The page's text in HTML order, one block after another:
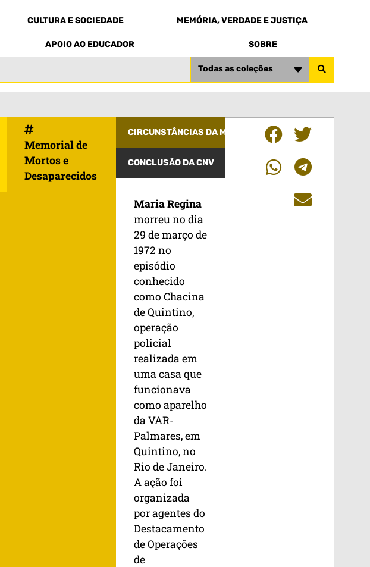
CULTURA E SOCIEDADE MEMÓRIA, VERDADE E JUSTIÇA
APOIO AO EDUCADOR SOBRE
Todas as coleções
Memorial de
Mortos e
Desaparecidos
CIRCUNSTÂNCIAS DA MORTE
CONCLUSÃO DA CNV
Maria Regina
morreu no dia
29 de março de
1972 no
episódio
conhecido
como Chacina
de Quintino,
operação
policial
realizada em
uma casa que
funcionava
como aparelho
da VAR-
Palmares, em
Quintino, no
Rio de Janeiro.
A ação foi
organizada
por agentes do
Destacamento
de Operações
de